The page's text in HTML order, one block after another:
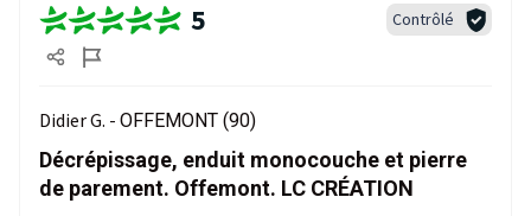
5 Contrôlé
Didier G. - OFFEMONT (90)
Décrépissage, enduit monocouche et pierre
de parement. Offemont. LC CRÉATION